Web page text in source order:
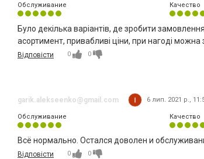
Обслуживание Качество
Було декілька варіантів, де зробити
асортимент, привабливі ціни, при нагоді
Відповісти 0 0
garik.alekseenko@gmail.com 6 лип. 2021 р.,
Обслуживание Качество
Всё нормально. Остался доволен и
Відповісти 0 0